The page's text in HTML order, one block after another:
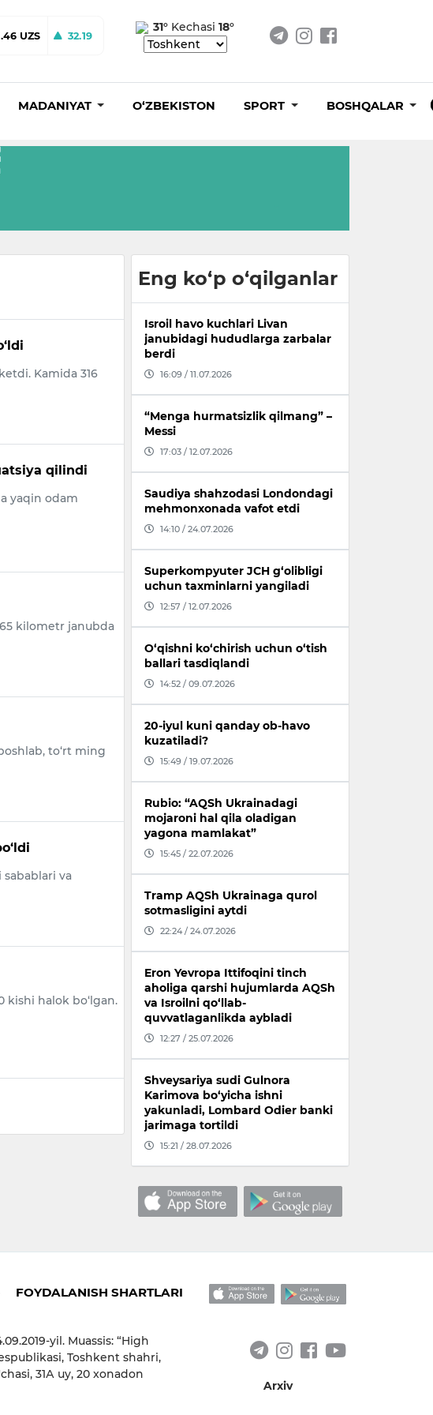
UZS 32.19
31° Kechasi 18°
MADANIYAT O‘ZBEKISTON SPORT BOSHQALAR
Kamida 316
qilindi
yaqin odam
kilometr janubda
to‘rt ming
va
kishi halok bo‘lgan.
Eng ko‘p o‘qilganlar
Isroil havo kuchlari Livan
janubidagi hududlarga zarbalar
berdi
16:09 / 11.07.2026
“Menga hurmatsizlik qilmang” –
Messi
17:03 / 12.07.2026
Saudiya shahzodasi Londondagi
mehmonxonada vafot etdi
14:10 / 24.07.2026
Superkompyuter JCH g‘olibligi
uchun taxminlarni yangiladi
12:57 / 12.07.2026
O‘qishni ko‘chirish uchun o‘tish
ballari tasdiqlandi
14:52 / 09.07.2026
20-iyul kuni qanday ob-havo
kuzatiladi?
15:49 / 19.07.2026
Rubio: “AQSh Ukrainadagi
mojaroni hal qila oladigan
yagona mamlakat”
15:45 / 22.07.2026
Tramp AQSh Ukrainaga qurol
sotmasligini aytdi
22:24 / 24.07.2026
Eron Yevropa Ittifoqini tinch
aholiga qarshi hujumlarda AQSh
va Isroilni qo‘llab-
quvvatlaganlikda aybladi
12:27 / 25.07.2026
Shveysariya sudi Gulnora
Karimova bo‘yicha ishni
yakunladi, Lombard Odier banki
jarimaga tortildi
15:21 / 28.07.2026
FOYDALANISH SHARTLARI
yil. Muassis: “High
Toshkent shahri,
31А uy, 20 xonadon
Arxiv